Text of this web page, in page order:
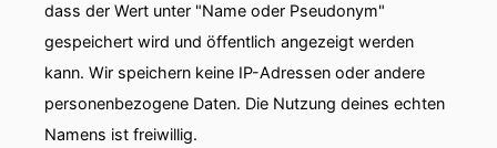
dass der Wert unter "Name oder Pseudonym"
gespeichert wird und öffentlich angezeigt werden
kann. Wir speichern keine IP-Adressen oder andere
personenbezogene Daten. Die Nutzung deines echten
Namens ist freiwillig.